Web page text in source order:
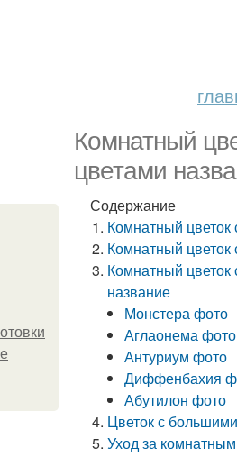
Комнатный
цветами
Содержание
Комнатный
Комнатный
Комнатный
название
Монстера фото
Аглаонема фото
Антуриум фото
Диффенбахия
Абутилон фото
Цветок с
Уход за